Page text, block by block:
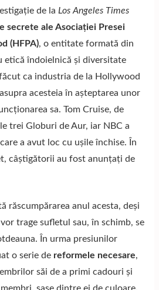
de la Los Angeles Times
secrete ale Asociației Presei
(HFPA), o entitate formată din
etică îndoielnică şi diversitate
ca industria de la Hollywood
acesteia în aşteptarea unor
sa. Tom Cruise, de
trei Globuri de Aur, iar NBC a
a avut loc cu ușile închise. În
câștigătorii au fost anunțați de
răscumpărarea anul acesta, deși
trage sufletul sau, în schimb, se
În urma presiunilor
o serie de reformele necesare,
săi de a primi cadouri și